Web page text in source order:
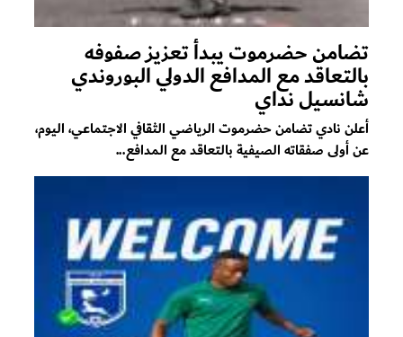
تضامن حضرموت يبدأ تعزيز صفوفه
بالتعاقد مع المدافع الدولي البوروندي
شانسيل نداي
أعلن نادي تضامن حضرموت الرياضي الثقافي الاجتماعي، اليوم،
عن أولى صفقاته الصيفية بالتعاقد مع المدافع...